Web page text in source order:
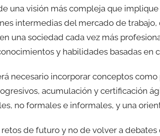
una visión más compleja que
intermedias del mercado de
una sociedad cada vez más
y habilidades basadas en
necesario incorporar conceptos
acumulación y certificación
no formales e informales, y una
de futuro y no de volver a